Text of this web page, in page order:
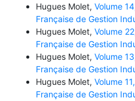
Hugues Molet, Volume
Française de Gestion
Hugues Molet, Volume
Française de Gestion
Hugues Molet, Volume
Française de Gestion
Hugues Molet, Volume
Française de Gestion